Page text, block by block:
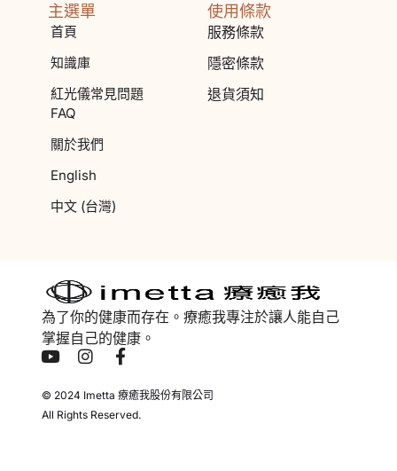
主選單
首頁
知識庫
紅光儀常見問題
FAQ
關於我們
English
中文 (台灣)
使用條款
服務條款
隱密條款
退貨須知
為了你的健康而存在。療癒我專注於讓人能自己
掌握自己的健康。
© 2024 Imetta 療癒我股份有限公司
All Rights Reserved.